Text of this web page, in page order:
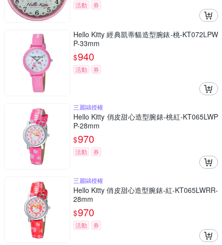
活動 券
Hello Kitty 經典凱蒂貓造型腕錶-桃-KT072LPW
P-33mm
$940
活動 券
三麗鷗授權
Hello Kitty 俏皮甜心造型腕錶-桃紅-KT065LWP
P-28mm
$970
活動 券
三麗鷗授權
Hello Kitty 俏皮甜心造型腕錶-紅-KT065LWRR-
28mm
$970
活動 券